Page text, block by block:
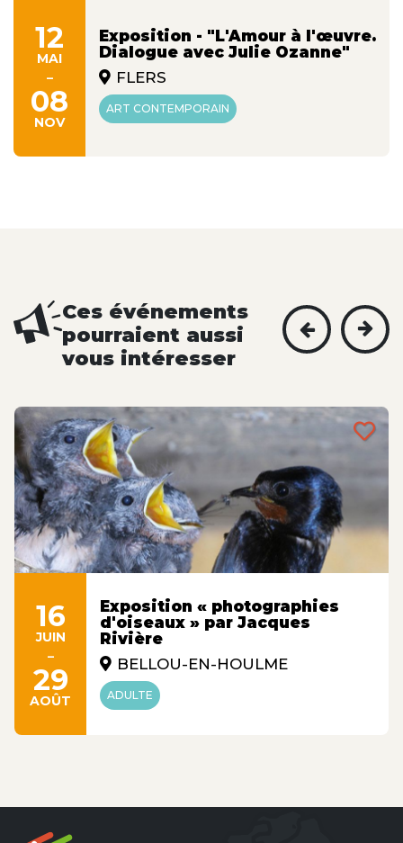
12
MAI
-
08
NOV
Exposition - "L'Amour à l'œuvre.
Dialogue avec Julie Ozanne"
FLERS
ART CONTEMPORAIN
Ces événements
pourraient aussi
vous intéresser
16
JUIN
-
29
AOÛT
Exposition « photographies
d'oiseaux » par Jacques
Rivière
BELLOU-EN-HOULME
ADULTE